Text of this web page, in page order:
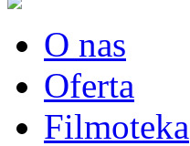
O nas
Oferta
Filmoteka